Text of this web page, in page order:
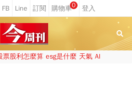
0
票股利怎麼算 esg是什麼 天氣 AI